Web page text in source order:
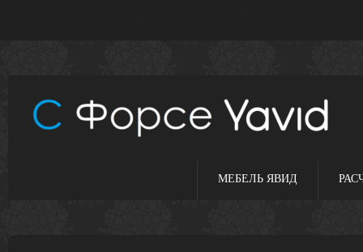
МЕБЕЛЬ ЯВИД